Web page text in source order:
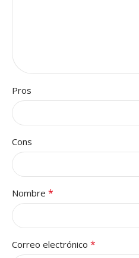
Pros
Cons
Nombre *
Correo electrónico *